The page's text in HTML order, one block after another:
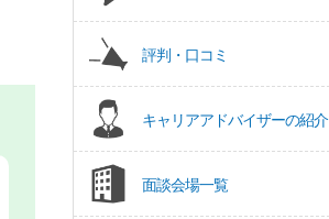
評判・口コミ
キャリアアドバイザーの紹介
面談会場一覧